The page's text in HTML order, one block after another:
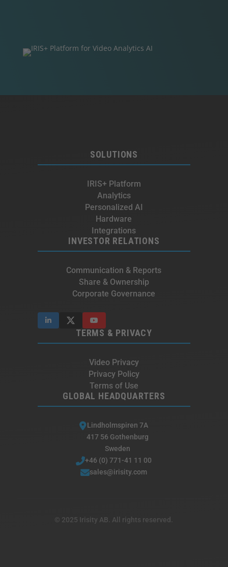
SOLUTIONS
IRIS+ Platform
Analytics
Personalized AI
Hardware
Integrations
INVESTOR RELATIONS
Communication & Reports
Share & Ownership
Corporate Governance
TERMS & PRIVACY
Video Privacy
Privacy Policy
Terms of Use
GLOBAL HEADQUARTERS
Lindholmspiren 7A
417 56 Gothenburg
Sweden
+46 (0) 771-41 11 00
sales@irisity.com
© 2025 Irisity AB. All rights reserved.